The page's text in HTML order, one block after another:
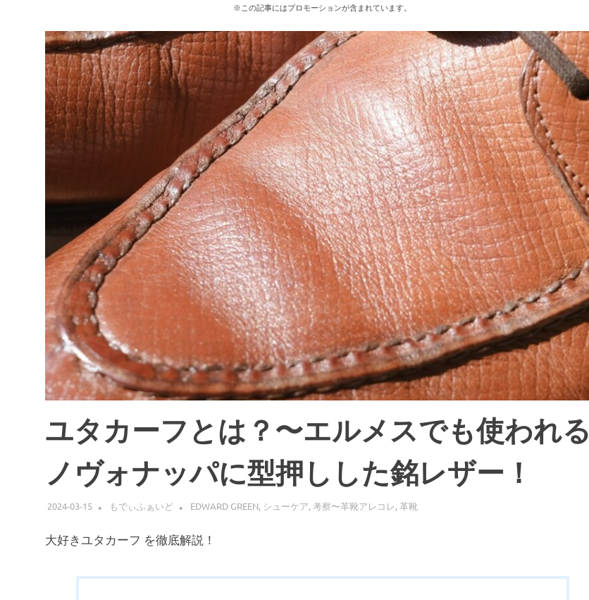
※この記事にはプロモーションが含まれています。
ユタカーフとは？〜エルメスでも使われる
ノヴォナッパに型押しした銘レザー！
2024-03-15 もでぃふぁいど EDWARD GREEN, シューケア, 考察〜革靴アレコレ,革靴
大好きユタカーフ を徹底解説！